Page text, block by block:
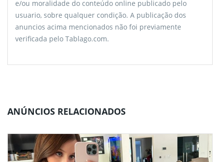
e/ou moralidade do conteúdo online publicado pelo
usuario, sobre qualquer condição. A publicação dos
anuncios acima mencionados não foi previamente
verificada pelo Tablago.com.
ANÚNCIOS RELACIONADOS